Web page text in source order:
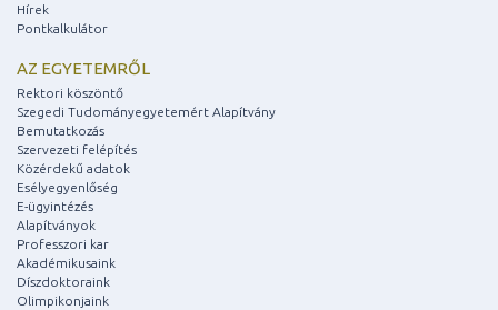
Hírek
Pontkalkulátor
AZ EGYETEMRŐL
Rektori köszöntő
Szegedi Tudományegyetemért Alapítvány
Bemutatkozás
Szervezeti felépítés
Közérdekű adatok
Esélyegyenlőség
E-ügyintézés
Alapítványok
Professzori kar
Akadémikusaink
Díszdoktoraink
Olimpikonjaink